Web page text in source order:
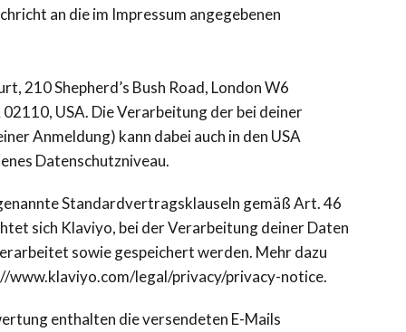
an die im Impressum angegebenen
210 Shepherd’s Bush Road, London W6
USA. Die Verarbeitung der bei deiner
Anmeldung) kann dabei auch in den USA
Datenschutzniveau.
Standardvertragsklauseln gemäß Art. 46
sich Klaviyo, bei der Verarbeitung deiner Daten
sowie gespeichert werden. Mehr dazu
www.klaviyo.com/legal/privacy/privacy-notice.
enthalten die versendeten E-Mails